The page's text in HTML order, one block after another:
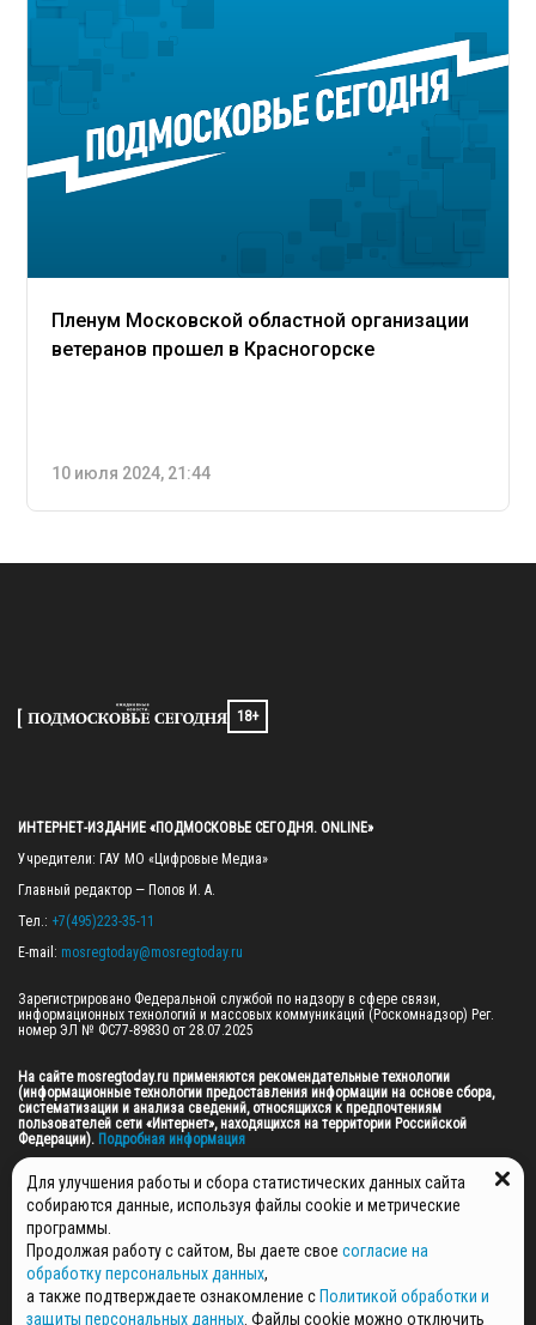
Пленум Московской областной организации
ветеранов прошел в Красногорске
10 июля 2024, 21:44
18+
ИНТЕРНЕТ-ИЗДАНИЕ «ПОДМОСКОВЬЕ СЕГОДНЯ. ONLINE»
Учредители: ГАУ МО «Цифровые Медиа»
Главный редактор — Попов И. А.
Тел.: +7(495)223-35-11
E-mail: mosregtoday@mosregtoday.ru
Зарегистрировано Федеральной службой по надзору в сфере связи,
информационных технологий и массовых коммуникаций (Роскомнадзор) Рег.
номер ЭЛ № ФС77-89830 от 28.07.2025
На сайте mosregtoday.ru применяются рекомендательные технологии
(информационные технологии предоставления информации на основе сбора,
систематизации и анализа сведений, относящихся к предпочтениям
пользователей сети «Интернет», находящихся на территории Российской
Федерации). Подробная информация
© 2026 ПРАВА НА ВСЕ МАТЕРИАЛЫ САЙТА ПРИНАДЛЕЖАТ ГАУ МО "ЦИФРОВЫЕ
МЕДИА" (ОГРН: 1255000059467).
ПОЛИТИКА ОБРАБОТКИ И ЗАЩИТЫ ПЕРСОНАЛЬНЫХ ДАННЫХ
НОВОСТИ
ГАЗЕТЫ
Для улучшения работы и сбора статистических данных сайта
собираются данные, используя файлы cookie и метрические
программы.
Продолжая работу с сайтом, Вы даете свое согласие на
обработку персональных данных,
а также подтверждаете ознакомление с Политикой обработки и
защиты персональных данных . Файлы cookie можно отключить